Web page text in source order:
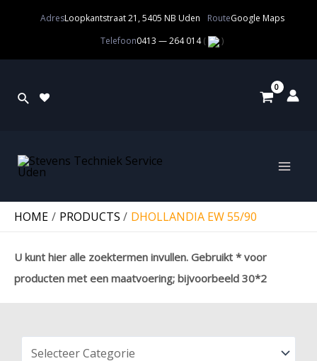
AdresLoopkantstraat 21, 5405 NB Uden RouteGoogle Maps
Telefoon0413 — 264 014( )
HOME PRODUCTS DHOLLANDIA EW 55/90
U kunt hier alle zoektermen invullen. Gebruikt * voor
producten met een maatvoering; bijvoorbeeld 30*2